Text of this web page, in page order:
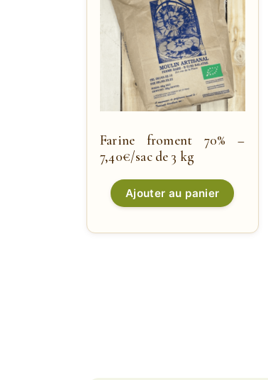
Farine froment 70% –
7,40€/sac de 3 kg
Ajouter au panier